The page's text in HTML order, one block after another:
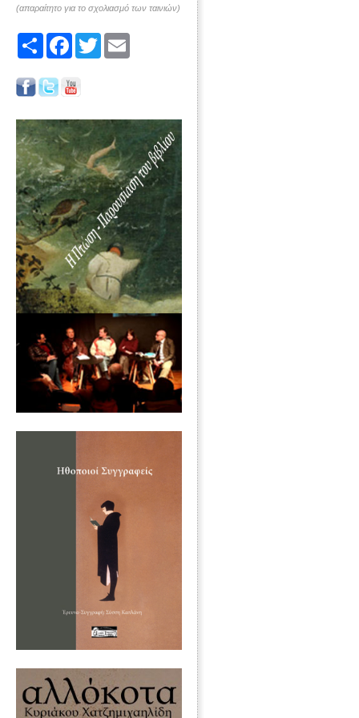
(απαραίτητο για το σχολιασμό των ταινιών)
Share FacebookTwitter